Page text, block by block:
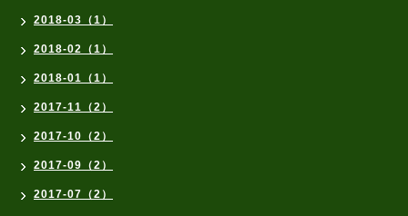
2018-03（1）
2018-02（1）
2018-01（1）
2017-11（2）
2017-10（2）
2017-09（2）
2017-07（2）